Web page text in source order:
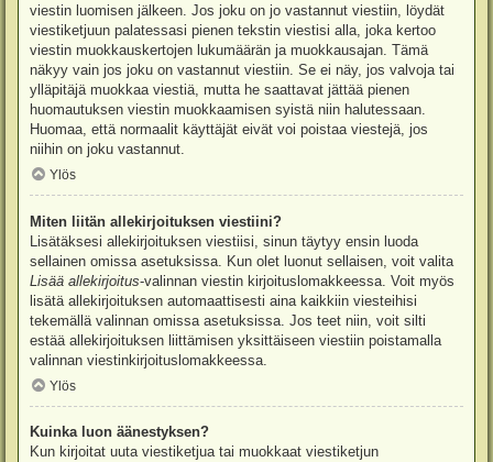
viestin luomisen jälkeen. Jos joku on jo vastannut viestiin, löydät
viestiketjuun palatessasi pienen tekstin viestisi alla, joka kertoo
viestin muokkauskertojen lukumäärän ja muokkausajan. Tämä
näkyy vain jos joku on vastannut viestiin. Se ei näy, jos valvoja tai
ylläpitäjä muokkaa viestiä, mutta he saattavat jättää pienen
huomautuksen viestin muokkaamisen syistä niin halutessaan.
Huomaa, että normaalit käyttäjät eivät voi poistaa viestejä, jos
niihin on joku vastannut.
Ylös
Miten liitän allekirjoituksen viestiini?
Lisätäksesi allekirjoituksen viestiisi, sinun täytyy ensin luoda
sellainen omissa asetuksissa. Kun olet luonut sellaisen, voit valita
Lisää allekirjoitus-valinnan viestin kirjoituslomakkeessa. Voit myös
lisätä allekirjoituksen automaattisesti aina kaikkiin viesteihisi
tekemällä valinnan omissa asetuksissa. Jos teet niin, voit silti
estää allekirjoituksen liittämisen yksittäiseen viestiin poistamalla
valinnan viestinkirjoituslomakkeessa.
Ylös
Kuinka luon äänestyksen?
Kun kirjoitat uuta viestiketjua tai muokkaat viestiketjun